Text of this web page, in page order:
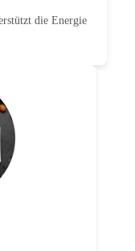
die Energie